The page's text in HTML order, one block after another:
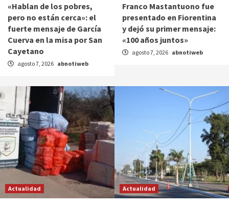
«Hablan de los pobres,
pero no están cerca»: el
fuerte mensaje de García
Cuerva en la misa por San
Cayetano
agosto 7, 2026 abnotiweb
Franco Mastantuono fue
presentado en Fiorentina
y dejó su primer mensaje:
«100 años juntos»
agosto 7, 2026 abnotiweb
Actualidad Actualidad